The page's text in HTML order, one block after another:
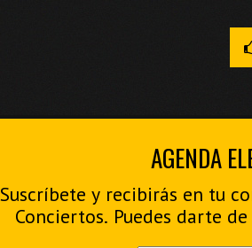
AGENDA
Suscríbete y recibirás en tu
Conciertos. Puedes darte